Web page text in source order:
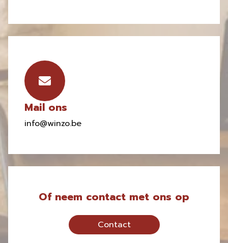
Mail ons
info@winzo.be
Of neem contact met ons op
Contact